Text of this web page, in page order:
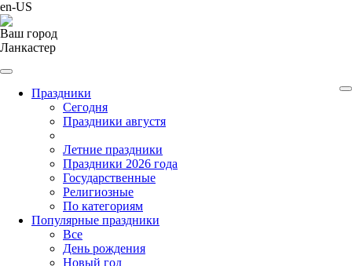
en-US
Ваш город
Ланкастер
Праздники
Cегодня
Праздники августя
Летние праздники
Праздники 2026 года
Государственные
Религиозные
По категориям
Популярные праздники
Все
День рождения
Новый год